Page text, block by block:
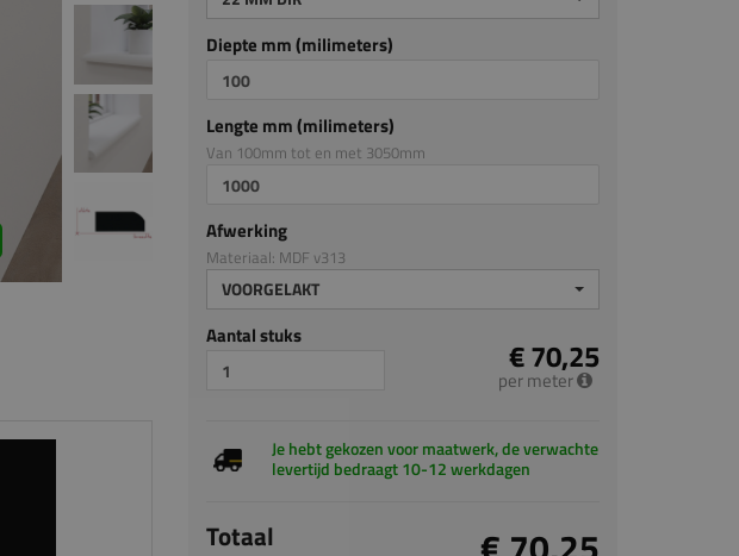
Diepte mm (milimeters)
Lengte mm (milimeters)
Van 100mm tot en met 3050mm
Afwerking
Materiaal: MDF v313
VOORGELAKT
Aantal stuks € 70,25
per meter
Je hebt gekozen voor maatwerk, de verwachte
levertijd bedraagt 10-12 werkdagen
Totaal